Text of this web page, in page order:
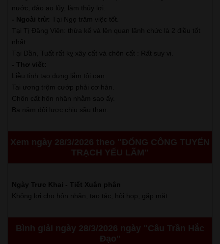
nước, đào ao lũy, làm thủy lợi.
- Ngoài trừ: Tại Ngọ trăm việc tốt.
Tại Tị Đăng Viên: thừa kế và lên quan lãnh chức là 2 điều tốt
nhất.
Tại Dần, Tuất rất kỵ xây cất và chôn cất : Rất suy vi.
- Thơ viết:
Liễu tinh tạo dựng lắm tội oan.
Tai ương trộm cướp phải cơ hàn.
Chôn cất hôn nhân nhằm sao ấy.
Ba năm đôi lược chịu sầu than.
Xem ngày 28/3/2026 theo "ĐỔNG CÔNG TUYỂN
TRẠCH YẾU LÃM"
Ngày Trưc Khai - Tiết Xuân phân
Không lợi cho hôn nhân, tạo tác, hội họp, gặp mặt
Bình giải ngày 28/3/2026 ngày "Câu Trần Hắc
Đạo"